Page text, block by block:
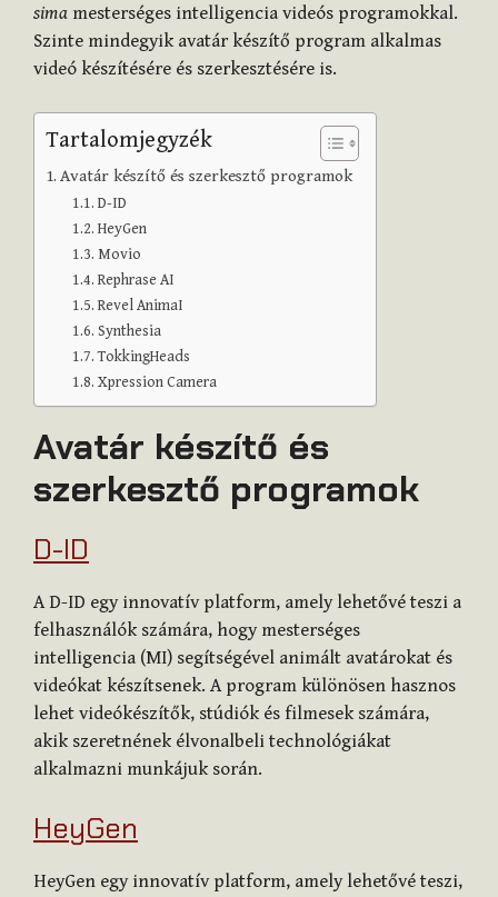
sima mesterséges intelligencia videós programokkal.
Szinte mindegyik avatár készítő program alkalmas
videó készítésére és szerkesztésére is.
Tartalomjegyzék
Avatár készítő és szerkesztő programok
D-ID
HeyGen
Movio
Rephrase AI
Revel AnimaI
Synthesia
TokkingHeads
Xpression Camera
Avatár készítő és
szerkesztő programok
D-ID
A D-ID egy innovatív platform, amely lehetővé teszi a
felhasználók számára, hogy mesterséges
intelligencia (MI) segítségével animált avatárokat és
videókat készítsenek. A program különösen hasznos
lehet videókészítők, stúdiók és filmesek számára,
akik szeretnének élvonalbeli technológiákat
alkalmazni munkájuk során.
HeyGen
HeyGen egy innovatív platform, amely lehetővé teszi,